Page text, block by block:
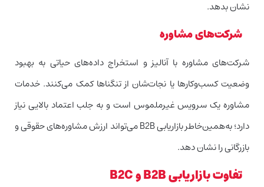
نشان بدهد.
شرکت‌های مشاوره
شرکت‌های مشاوره با آنالیز و استخراج داده‌های حیاتی به بهبود
وضعیت کسب‌وکارها یا نجات‌شان از تنگناها کمک می‌کنند. خدمات
مشاوره یک سرویس غیرملموس است و به جلب اعتماد بالایی نیاز
دارد؛ به‌همین‌خاطر بازاریابی B2B می‌تواند ارزش مشاوره‌های حقوقی و
بازرگانی را نشان دهد.
تفاوت بازاریابی B2B و B2C